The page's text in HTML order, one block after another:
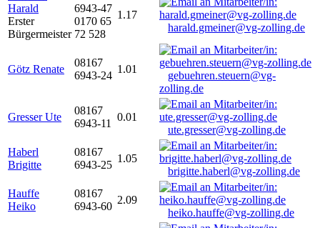
Harald
Erster
Bürgermeister
6943-47
0170 65
72 528
1.17
harald.gmeiner@vg-zolling.de
Götz Renate
08167
6943-24
1.01
gebuehren.steuern@vg-
zolling.de
Gresser Ute
08167
6943-11
0.01
ute.gresser@vg-zolling.de
Haberl
Brigitte
08167
6943-25
1.05
brigitte.haberl@vg-zolling.de
Hauffe
Heiko
08167
6943-60
2.09
heiko.hauffe@vg-zolling.de